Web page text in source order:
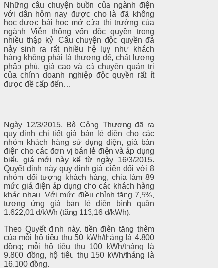
Những câu chuyện buồn của ngành điện
với dân hôm nay được cho là đã không
học được bài học mở cửa thị trường của
ngành Viễn thông vốn độc quyền trong
nhiều thập kỷ. Câu chuyện độc quyền đã
nảy sinh ra rất nhiều hệ lụy như khách
hàng không phải là thượng đế, chất lượng
phập phù, giá cao và cả chuyện quản trị
của chính doanh nghiệp độc quyền rất ít
được đề cấp đến…
Ngày 12/3/2015, Bộ Công Thương đã ra
quy định chi tiết giá bán lẻ điện cho các
nhóm khách hàng sử dụng điện, giá bán
điện cho các đơn vị bán lẻ điện và áp dụng
biểu giá mới này kể từ ngày 16/3/2015.
Quyết định này quy định giá điện đối với 8
nhóm đối tượng khách hàng, chia làm 89
mức giá điện áp dụng cho các khách hàng
khác nhau. Với mức điều chỉnh tăng 7,5%,
tương ứng giá bán lẻ điện bình quân
1.622,01 đ/kWh (tăng 113,16 đ/kWh).
Theo Quyết định này, tiền điện tăng thêm
của mỗi hộ tiêu thụ 50 kWh/tháng là 4.800
đồng; mỗi hộ tiêu thụ 100 kWh/tháng là
9.800 đồng, hộ tiêu thụ 150 kWh/tháng là
16.100 đồng.